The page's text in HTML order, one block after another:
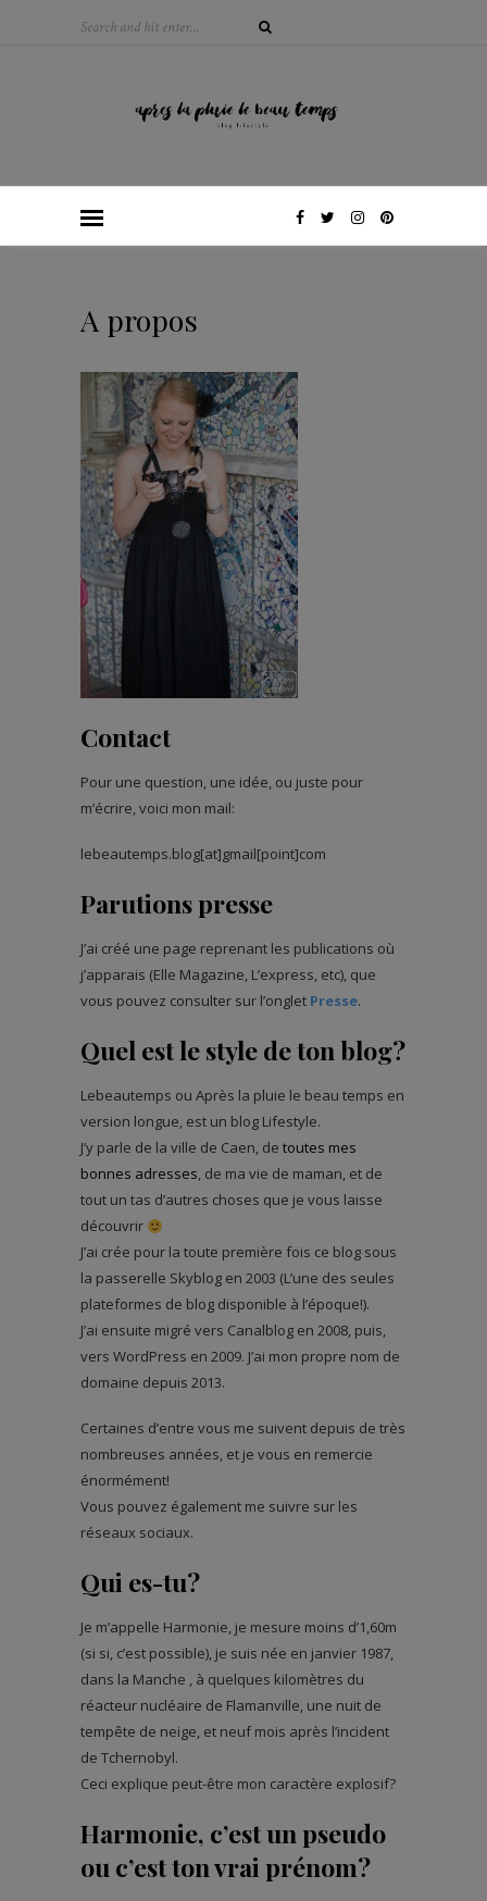
A propos
Contact
Pour une question, une idée, ou juste pour
m’écrire, voici mon mail:
lebeautemps.blog[at]gmail[point]com
Parutions presse
J’ai créé une page reprenant les publications où
j’apparais (Elle Magazine, L’express, etc), que
vous pouvez consulter sur l’onglet Presse.
Quel est le style de ton blog?
Lebeautemps ou Après la pluie le beau temps en
version longue, est un blog Lifestyle.
J’y parle de la ville de Caen, de toutes mes
bonnes adresses, de ma vie de maman, et de
tout un tas d’autres choses que je vous laisse
découvrir
J’ai crée pour la toute première fois ce blog sous
la passerelle Skyblog en 2003 (L’une des seules
plateformes de blog disponible à l’époque!).
J’ai ensuite migré vers Canalblog en 2008, puis,
vers WordPress en 2009. J’ai mon propre nom de
domaine depuis 2013.
Certaines d’entre vous me suivent depuis de très
nombreuses années, et je vous en remercie
énormément!
Vous pouvez également me suivre sur les
réseaux sociaux.
Qui es-tu?
Je m’appelle Harmonie, je mesure moins d’1,60m
(si si, c’est possible), je suis née en janvier 1987,
dans la Manche , à quelques kilomètres du
réacteur nucléaire de Flamanville, une nuit de
tempête de neige, et neuf mois après l’incident
de Tchernobyl.
Ceci explique peut-être mon caractère explosif?
Harmonie, c’est un pseudo
ou c’est ton vrai prénom?